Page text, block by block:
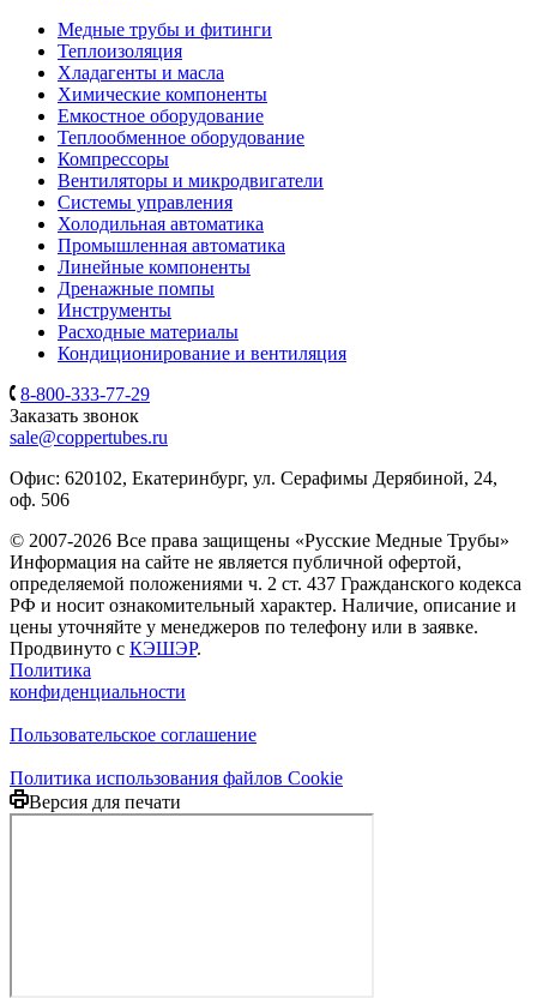
Медные трубы и фитинги
Теплоизоляция
Хладагенты и масла
Химические компоненты
Емкостное оборудование
Теплообменное оборудование
Компрессоры
Вентиляторы и микродвигатели
Системы управления
Холодильная автоматика
Промышленная автоматика
Линейные компоненты
Дренажные помпы
Инструменты
Расходные материалы
Кондиционирование и вентиляция
8-800-333-77-29
Заказать звонок
sale@coppertubes.ru
Офис: 620102, Екатеринбург, ул. Серафимы Дерябиной, 24,
оф. 506
© 2007-2026 Все права защищены «Русские Медные Трубы»
Информация на сайте не является публичной офертой,
определяемой положениями ч. 2 ст. 437 Гражданского кодекса
РФ и носит ознакомительный характер. Наличие, описание и
цены уточняйте у менеджеров по телефону или в заявке.
Продвинуто с КЭШЭР.
Политика
конфиденциальности
Пользовательское соглашение
Политика использования файлов Cookie
Версия для печати